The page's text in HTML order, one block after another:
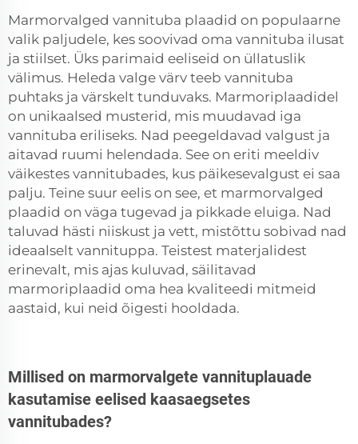
Marmorvalged vannituba plaadid on populaarne
valik paljudele, kes soovivad oma vannituba ilusat
ja stiilset. Üks parimaid eeliseid on üllatuslik
välimus. Heleda valge värv teeb vannituba
puhtaks ja värskelt tunduvaks. Marmoriplaadidel
on unikaalsed musterid, mis muudavad iga
vannituba eriliseks. Nad peegeldavad valgust ja
aitavad ruumi helendada. See on eriti meeldiv
väikestes vannitubades, kus päikesevalgust ei saa
palju. Teine suur eelis on see, et marmorvalged
plaadid on väga tugevad ja pikkade eluiga. Nad
taluvad hästi niiskust ja vett, mistõttu sobivad nad
ideaalselt vannituppa. Teistest materjalidest
erinevalt, mis ajas kuluvad, säilitavad
marmoriplaadid oma hea kvaliteedi mitmeid
aastaid, kui neid õigesti hooldada.
Millised on marmorvalgete vannituplauade
kasutamise eelised kaasaegsetes
vannitubades?